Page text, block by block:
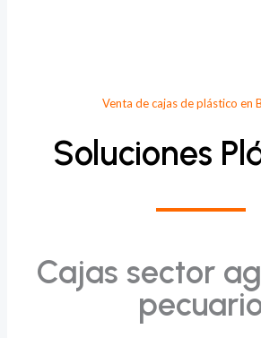
Venta de cajas de plástico en
Soluciones
Cajas sector